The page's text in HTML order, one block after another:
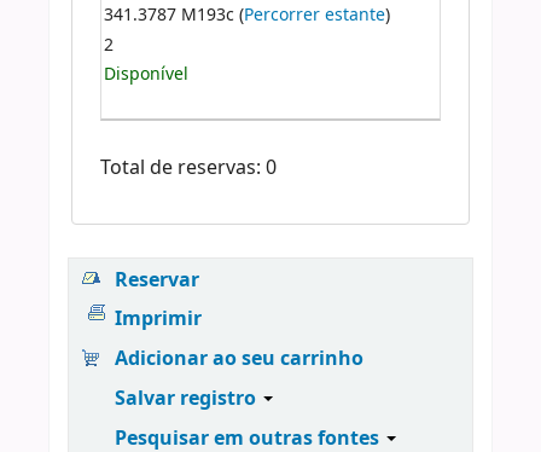
341.3787 M193c (Percorrer estante)
2
Disponível
Total de reservas: 0
Reservar
Imprimir
Adicionar ao seu carrinho
Salvar registro
Pesquisar em outras fontes